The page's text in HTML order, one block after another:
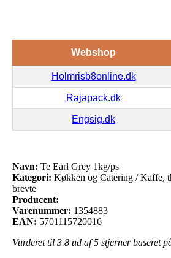
Webshop
Holmrisb8online.dk
Rajapack.dk
Engsig.dk
Navn: Te Earl Grey 1kg/ps
Kategori: Køkken og Catering / Kaffe,
brevte
Producent:
Varenummer: 1354883
EAN: 5701115720016
Vurderet til 3.8 ud af 5 stjerner baseret